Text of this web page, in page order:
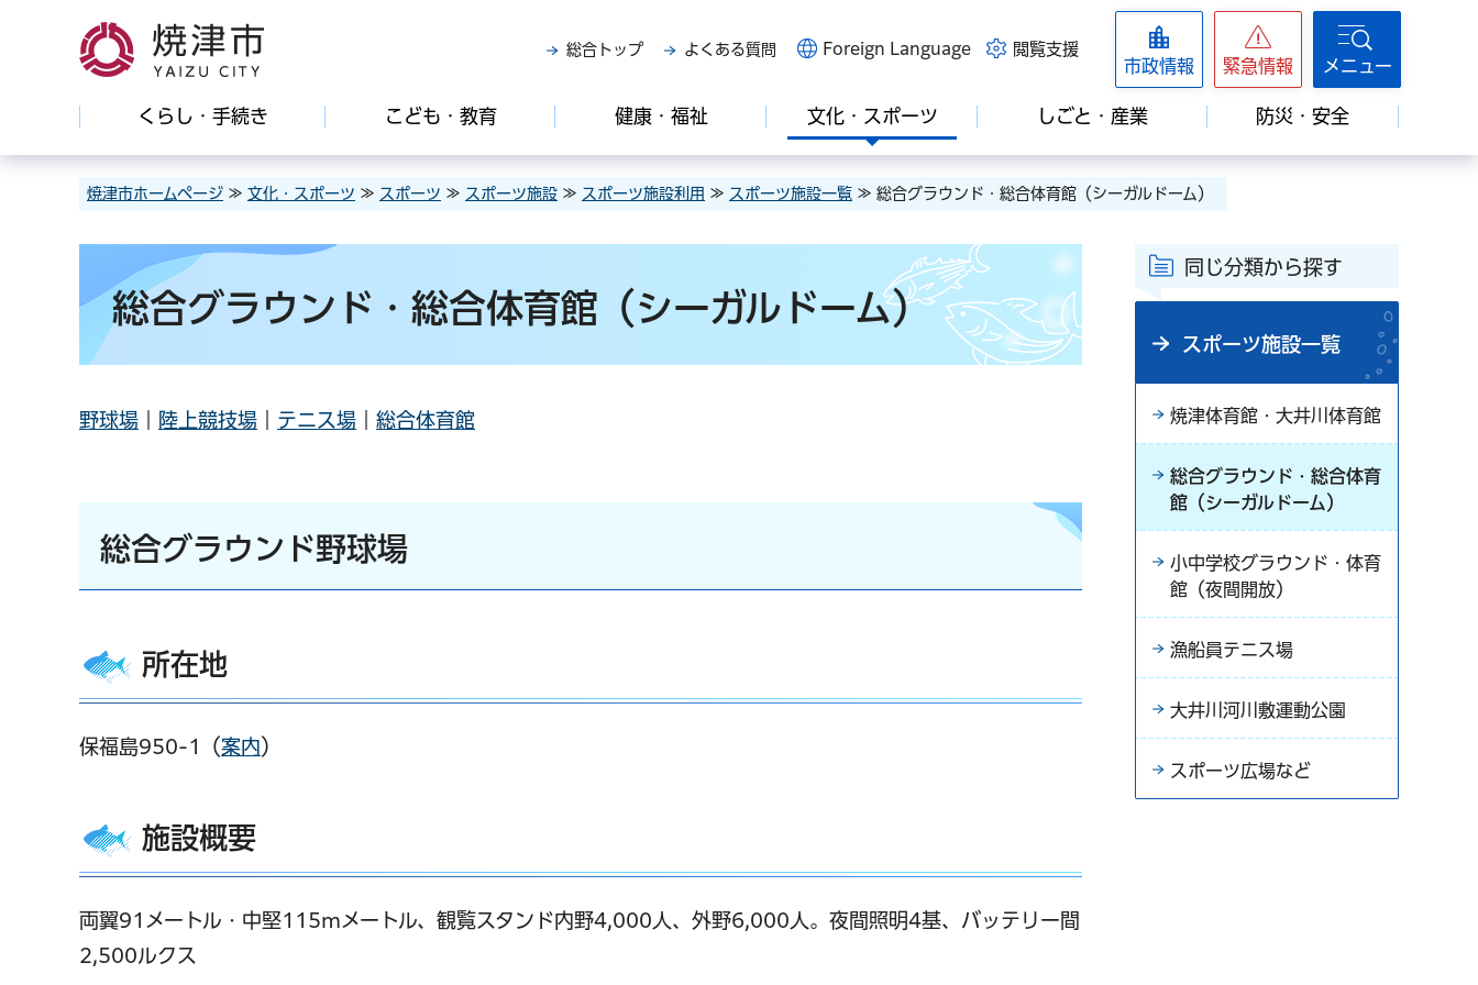
焼津市
総合トップ よくある質問 Foreign Language 閲覧支援
市政情報 緊急情報 メニュー
くらし・手続き こども・教育 健康・福祉 文化・スポーツ しごと・産業 防災・安全
焼津市ホームページ ≫ 文化・スポーツ ≫ スポーツ ≫ スポーツ施設 ≫ スポーツ施設利用 ≫ スポーツ施設一覧 ≫ 総合グラウンド・総合体育館（シーガルドーム）
総合グラウンド・総合体育館（シーガルドーム）
野球場 陸上競技場 テニス場 総合体育館
総合グラウンド野球場
所在地
保福島950-1（案内）
施設概要
両翼91メートル・中堅115mメートル、観覧スタンド内野4,000人、外野6,000人。夜間照明4基、バッテリー間
2,500ルクス
同じ分類から探す
スポーツ施設一覧
焼津体育館・大井川体育館
総合グラウンド・総合体育
館（シーガルドーム）
小中学校グラウンド・体育
館（夜間開放）
漁船員テニス場
大井川河川敷運動公園
スポーツ広場など